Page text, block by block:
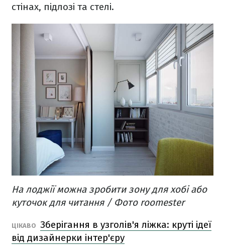
стінах, підлозі та стелі.
На лоджії можна зробити зону для хобі або
куточок для читання / Фото roomester
ЦІКАВО Зберігання в узголів'я ліжка: круті ідеї
від дизайнерки інтер'єру